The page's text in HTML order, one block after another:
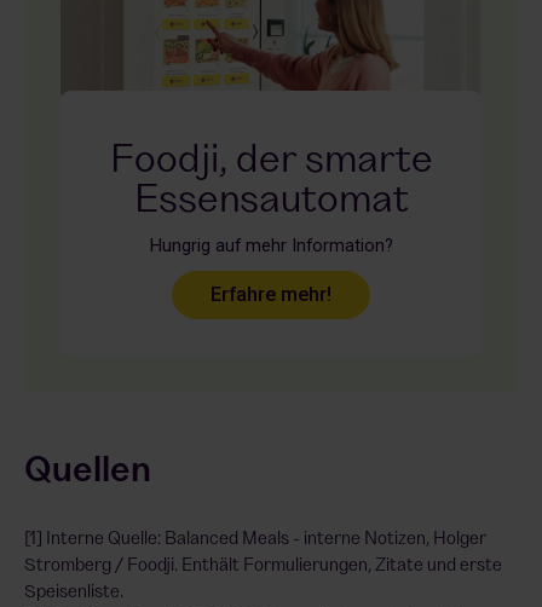
Foodji, der smarte
Essensautomat
Hungrig auf mehr Information?
Erfahre mehr!
Quellen
[1] Interne Quelle: Balanced Meals - interne Notizen, Holger
Stromberg / Foodji. Enthält Formulierungen, Zitate und erste
Speisenliste.